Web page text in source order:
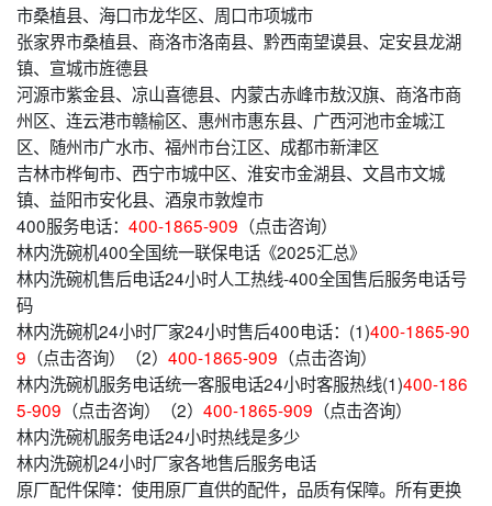
市桑植县、海口市龙华区、周口市项城市
张家界市桑植县、商洛市洛南县、黔西南望谟县、定安县龙湖
镇、宣城市旌德县
河源市紫金县、凉山喜德县、内蒙古赤峰市敖汉旗、商洛市商
州区、连云港市赣榆区、惠州市惠东县、广西河池市金城江
区、随州市广水市、福州市台江区、成都市新津区
吉林市桦甸市、西宁市城中区、淮安市金湖县、文昌市文城
镇、益阳市安化县、酒泉市敦煌市
400服务电话： 400-1865-909 （点击咨询）
林内洗碗机400全国统一联保电话《2025汇总》
林内洗碗机售后电话24小时人工热线-400全国售后服务电话号
码
林内洗碗机24小时厂家24小时售后400电话：(1)400-1865-90
9 （点击咨询）（2） 400-1865-909 （点击咨询）
林内洗碗机服务电话统一客服电话24小时客服热线(1)400-186
5-909 （点击咨询）（2） 400-1865-909 （点击咨询）
林内洗碗机服务电话24小时热线是多少
林内洗碗机24小时厂家各地售后服务电话
原厂配件保障：使用原厂直供的配件，品质有保障。所有更换